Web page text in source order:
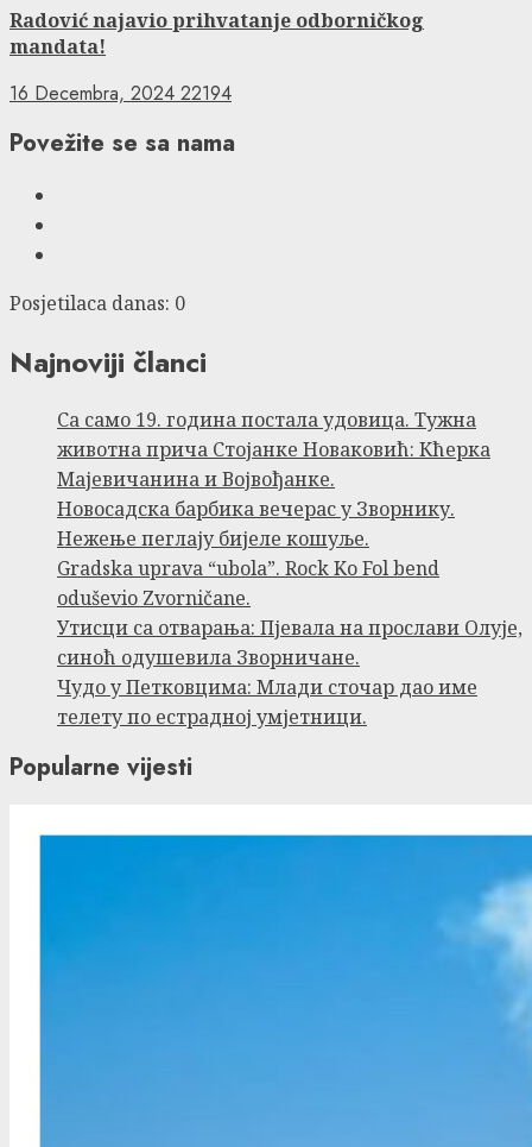
Radović najavio prihvatanje odborničkog
mandata!
16 Decembra, 2024 22194
Povežite se sa nama
Posjetilaca danas: 0
Najnoviji članci
Са само 19. година постала удовица. Тужна
животна прича Стојанке Новаковић: Кћерка
Мајевичанина и Војвођанке.
Новосадска барбика вечерас у Зворнику.
Нежење пеглају бијеле кошуље.
Gradska uprava “ubola”. Rock Ko Fol bend
oduševio Zvorničane.
Утисци са отварања: Пјевала на прослави Олује,
синоћ одушевила Зворничане.
Чудо у Петковцима: Млади сточар дао име
телету по естрадној умјетници.
Popularne vijesti